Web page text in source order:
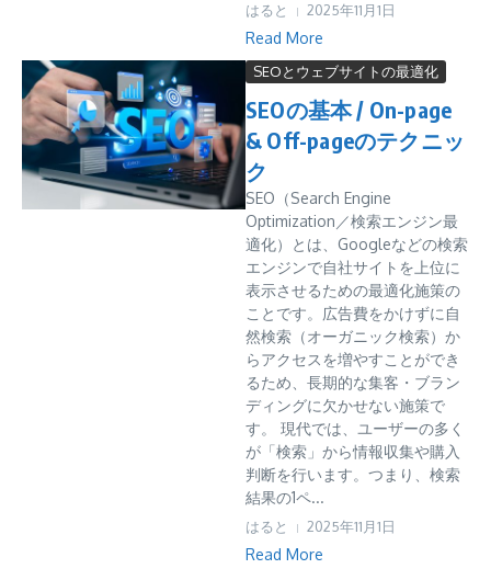
はると 2025年11月1日
Read More
SEOとウェブサイトの最適化
SEOの基本 / On-page
& Off-pageのテクニッ
ク
SEO（Search Engine
Optimization／検索エンジン最
適化）とは、Googleなどの検索
エンジンで自社サイトを上位に
表示させるための最適化施策の
ことです。広告費をかけずに自
然検索（オーガニック検索）か
らアクセスを増やすことができ
るため、長期的な集客・ブラン
ディングに欠かせない施策で
す。 現代では、ユーザーの多く
が「検索」から情報収集や購入
判断を行います。つまり、検索
結果の1ペ...
はると 2025年11月1日
Read More